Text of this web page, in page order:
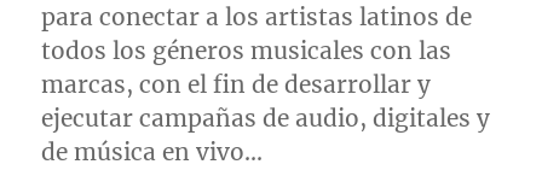
para conectar a los artistas latinos de
todos los géneros musicales con las
marcas, con el fin de desarrollar y
ejecutar campañas de audio, digitales y
de música en vivo…